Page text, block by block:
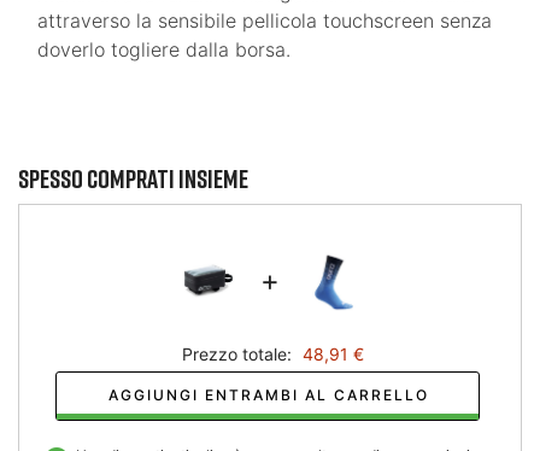
attraverso la sensibile pellicola touchscreen senza
doverlo togliere dalla borsa.
Spesso comprati insieme
+
Prezzo totale: 48,91 €
AGGIUNGI ENTRAMBI AL CARRELLO